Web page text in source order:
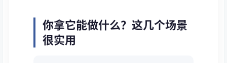
你拿它能做什么？这几个场景
很实用